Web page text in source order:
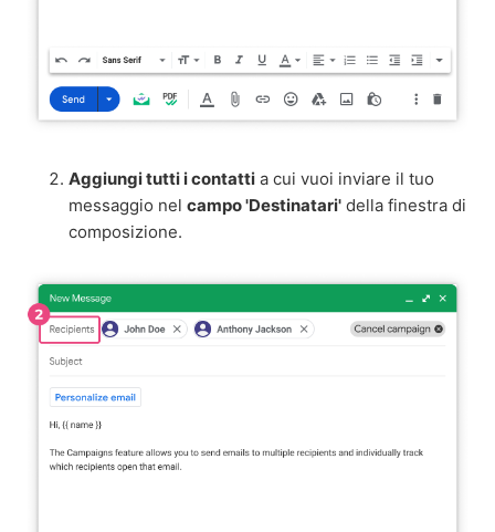
Aggiungi tutti i contatti a cui vuoi inviare il tuo
messaggio nelcampo 'Destinatari' della finestra di
composizione.